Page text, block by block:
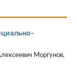
Моргунов,